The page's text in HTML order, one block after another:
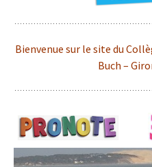
Bienvenue sur le site du
Buch –